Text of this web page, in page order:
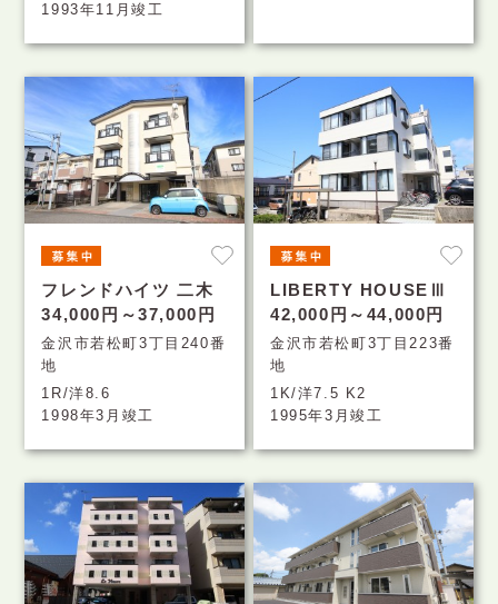
1993年11月竣工
フレンドハイツ 二木
34,000円～37,000円
金沢市若松町3丁目240番
地
1R/洋8.6
1998年3月竣工
LIBERTY HOUSEⅢ
42,000円～44,000円
金沢市若松町3丁目223番
地
1K/洋7.5 K2
1995年3月竣工